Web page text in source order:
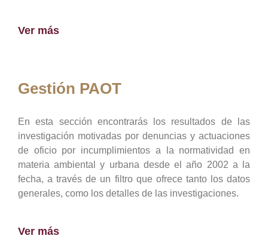
Ver más
Gestión PAOT
En esta sección encontrarás los resultados de las
investigación motivadas por denuncias y actuaciones
de oficio por incumplimientos a la normatividad en
materia ambiental y urbana desde el año 2002 a la
fecha, a través de un filtro que ofrece tanto los datos
generales, como los detalles de las investigaciones.
Ver más